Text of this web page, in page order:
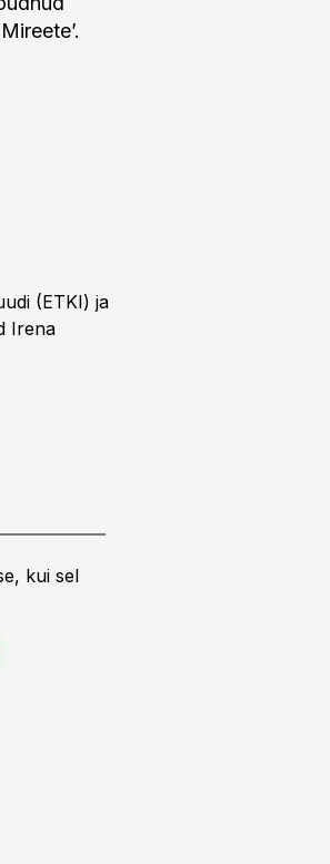
(ETKI) ja
Irena
kui sel